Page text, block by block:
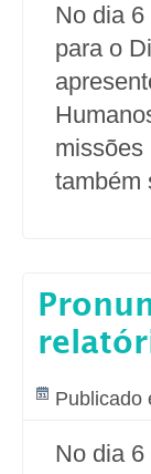
No dia
para o
missões
também
Publicado
No dia